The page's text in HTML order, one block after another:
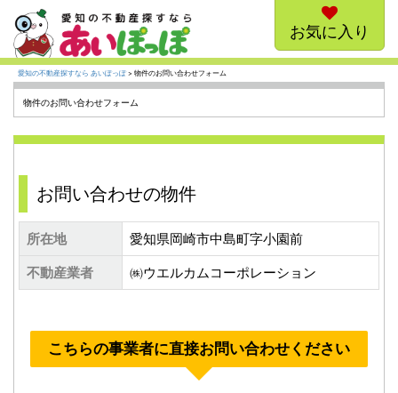
お気に入り
愛知の不動産探すなら あいぽっぽ> 物件のお問い合わせフォーム
物件のお問い合わせフォーム
お問い合わせの物件
所在地
愛知県岡崎市中島町字小園前
不動産業者
㈱ウエルカムコーポレーション
こちらの事業者に直接お問い合わせください